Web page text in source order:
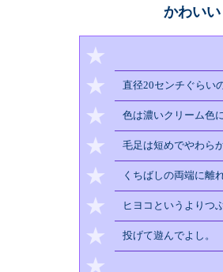
かわい
★
★
直径20センチぐらい
★ 色は濃いクリーム色
★ 毛足は短めでやわら
★ くちばしの両端に離
★ ヒヨコというよりつ
★ 投げて遊んでよし。
★